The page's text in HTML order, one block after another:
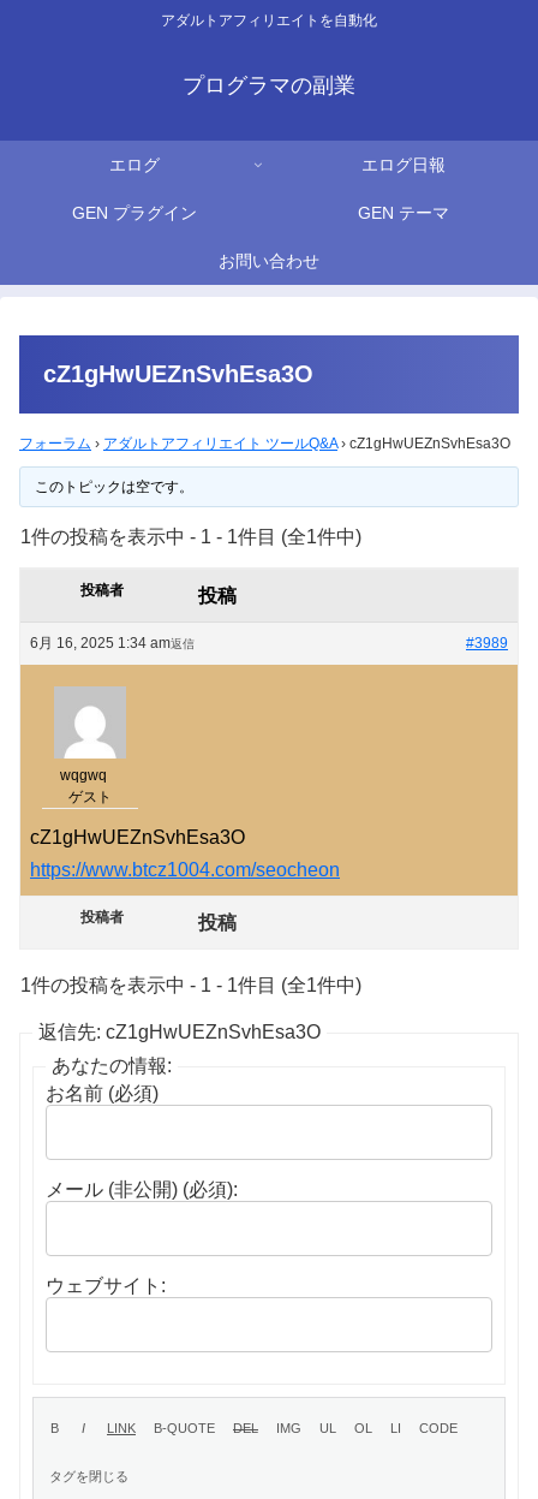
アダルトアフィリエイトを自動化
プログラマの副業
エログ エログ日報
GEN プラグイン GEN テーマ
お問い合わせ
cZ1gHwUEZnSvhEsa3O
フォーラム › アダルトアフィリエイト ツールQ&A › cZ1gHwUEZnSvhEsa3O
このトピックは空です。
1件の投稿を表示中 - 1 - 1件目 (全1件中)
投稿者 投稿
6月 16, 2025 1:34 am #3989
返信
wqgwq
ゲスト
cZ1gHwUEZnSvhEsa3O
https://www.btcz1004.com/seocheon
投稿者 投稿
1件の投稿を表示中 - 1 - 1件目 (全1件中)
返信先: cZ1gHwUEZnSvhEsa3O
あなたの情報:
お名前 (必須)
メール (非公開) (必須):
ウェブサイト: